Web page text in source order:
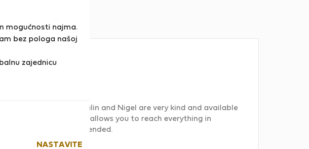
mogućnosti najma.
bez pologa našoj
zajednicu
NASTAVITE
apartment! Katalin and Nigel are very kind and available
a perfect position that allows you to reach everything in
Totally recommended.